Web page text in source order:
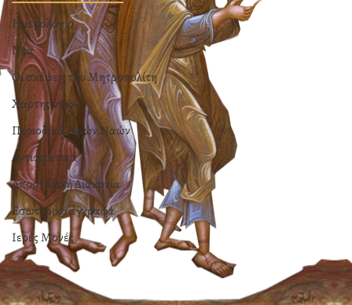
Ημερολόγιο
Νέα
Οι σκέψεις του Μητροπολίτη
Χάρτης ναών
Περιοδικά Ιερών Ναών
Αντιαιρετικά
Αποστολική Διακονία
Εσωτερικά έγγραφα
Ιερές Μονές